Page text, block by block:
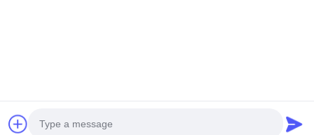
PHOTOELECTRIC CO.,LTD. 모두 모든 권리 보호